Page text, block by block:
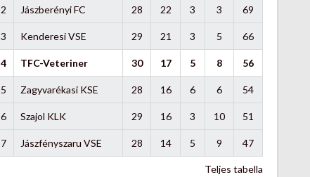
2 Jászberényi FC 28 22 3 3 69
3 Kenderesi VSE 29 21 3 5 66
4 TFC-Veteriner 30 17 5 8 56
5 Zagyvarékasi KSE 28 16 6 6 54
6 Szajol KLK 29 16 3 10 51
7 Jászfényszaru VSE 28 14 5 9 47
Teljes tabella